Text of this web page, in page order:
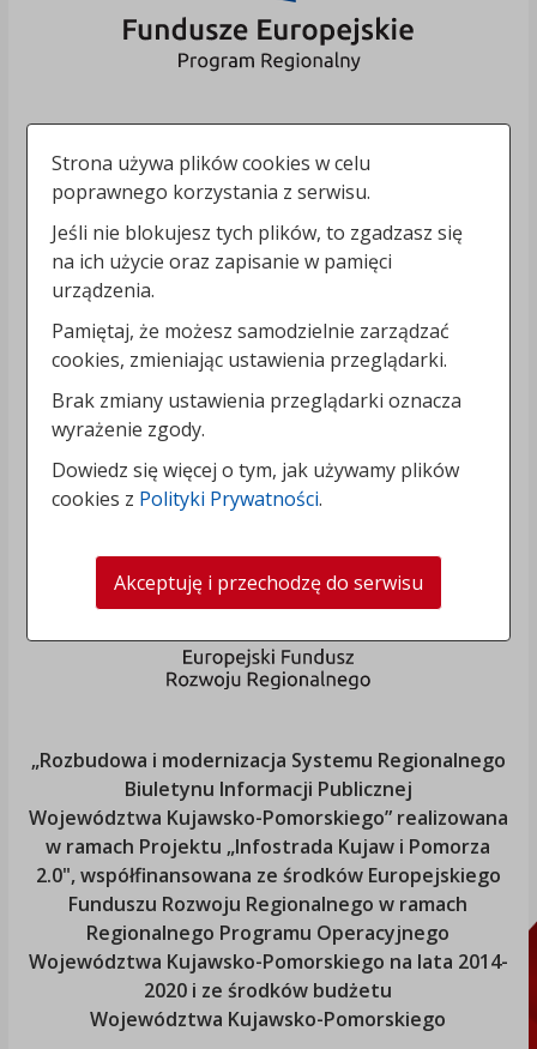
„Rozbudowa i modernizacja Systemu Regionalnego
Biuletynu Informacji Publicznej
Województwa Kujawsko-Pomorskiego” realizowana
w ramach Projektu „Infostrada Kujaw i Pomorza
2.0", współfinansowana ze środków Europejskiego
Funduszu Rozwoju Regionalnego w ramach
Regionalnego Programu Operacyjnego
Województwa Kujawsko-Pomorskiego na lata 2014-
2020 i ze środków budżetu
Województwa Kujawsko-Pomorskiego
Strona używa plików cookies w celu
poprawnego korzystania z serwisu.
Jeśli nie blokujesz tych plików, to zgadzasz się
na ich użycie oraz zapisanie w pamięci
urządzenia.
Pamiętaj, że możesz samodzielnie zarządzać
cookies, zmieniając ustawienia przeglądarki.
Brak zmiany ustawienia przeglądarki oznacza
wyrażenie zgody.
Dowiedz się więcej o tym, jak używamy plików
cookies z Polityki Prywatności.
Akceptuję i przechodzę do serwisu